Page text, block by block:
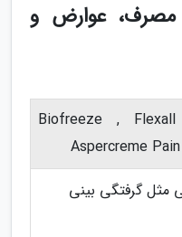
مصرف، عوارض و
Biofreeze ,
Aspercreme
مثل گرفتگی بینی